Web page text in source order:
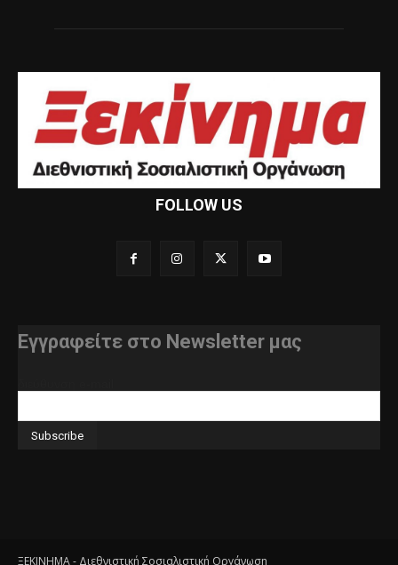
FOLLOW US
Εγγραφείτε στο Newsletter μας
ΞΕΚΙΝΗΜΑ - Διεθνιστική Σοσιαλιστική Οργάνωση